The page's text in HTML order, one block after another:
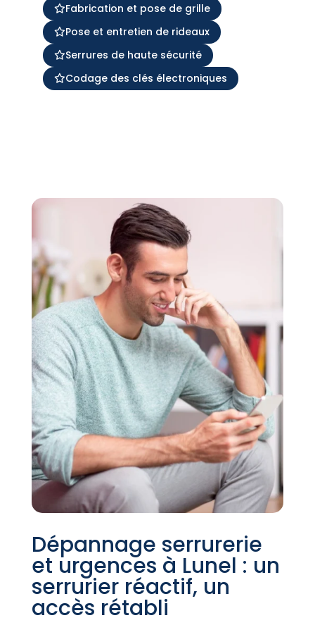
Fabrication et pose de grille
Pose et entretien de rideaux
Serrures de haute sécurité
Codage des clés électroniques
Dépannage serrurerie
et urgences à Lunel : un
serrurier réactif, un
accès rétabli